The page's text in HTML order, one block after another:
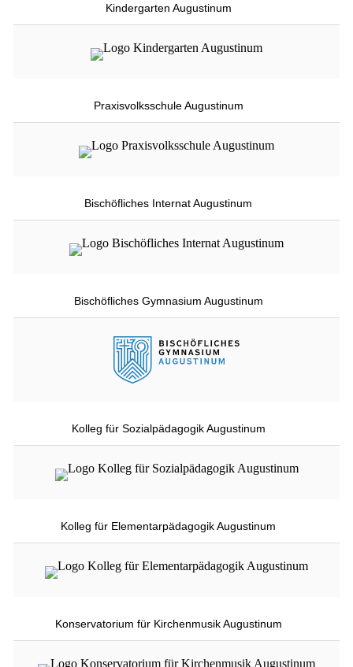
Kindergarten Augustinum
Praxisvolksschule Augustinum
Bischöfliches Internat Augustinum
Bischöfliches Gymnasium Augustinum
Kolleg für Sozialpädagogik Augustinum
Kolleg für Elementarpädagogik Augustinum
Konservatorium für Kirchenmusik Augustinum